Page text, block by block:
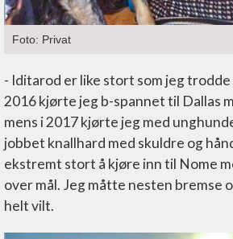
Foto: Privat
- Iditarod er like stort som jeg
2016 kjørte jeg b-spannet til Dallas
mens i 2017 kjørte jeg med
jobbet knallhard med skuldre og
ekstremt stort å kjøre inn til Nome
over mål. Jeg måtte nesten bremse
helt vilt.